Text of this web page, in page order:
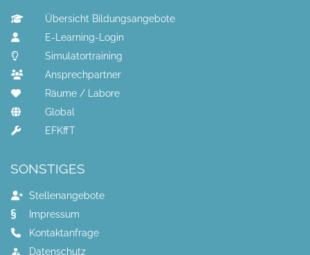
Übersicht Bildungsangebote
E-Learning-Login
Simulatortraining
Ansprechpartner
Räume / Labore
Global
EFKffT
SONSTIGES
Stellenangebote
Impressum
Kontaktanfrage
Datenschutz